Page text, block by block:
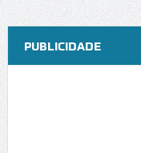
PUBLICIDADE